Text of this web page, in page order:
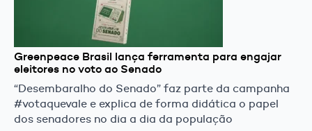
Greenpeace Brasil lança ferramenta para engajar
eleitores no voto ao Senado
“Desembaralho do Senado” faz parte da campanha
#votaquevale e explica de forma didática o papel
dos senadores no dia a dia da população